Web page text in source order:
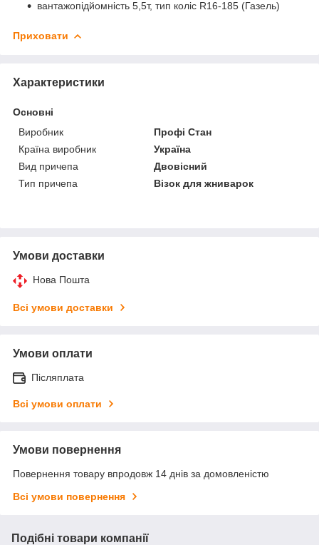
вантажопідйомність 5,5т, тип коліс R16-185 (Газель)
Приховати
Характеристики
Основні
Виробник
Профі Стан
Країна виробник
Україна
Вид причепа
Двовісний
Тип причепа
Візок для жниварок
Умови доставки
Нова Пошта
Всі умови доставки
Умови оплати
Післяплата
Всі умови оплати
Умови повернення
Повернення товару впродовж 14 днів за домовленістю
Всі умови повернення
Подібні товари компанії